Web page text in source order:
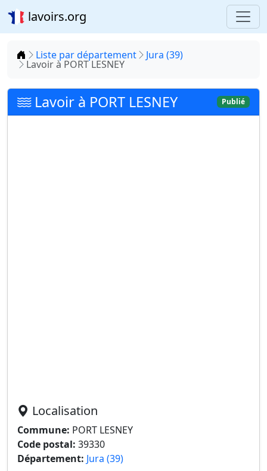
lavoirs.org
Accueil
Liste par département Jura (39)
Lavoir à PORT LESNEY
Lavoir à PORT LESNEY Publié
Localisation
Commune: PORT LESNEY
Code postal: 39330
Département: Jura (39)